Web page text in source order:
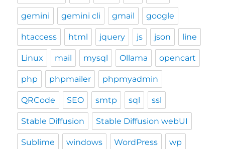
gemini gemini cli gmail google
htaccess html jquery js json line
Linux mail mysql Ollama opencart
php phpmailer phpmyadmin
QRCode SEO smtp sql ssl
Stable Diffusion Stable Diffusion webUI
Sublime windows WordPress wp